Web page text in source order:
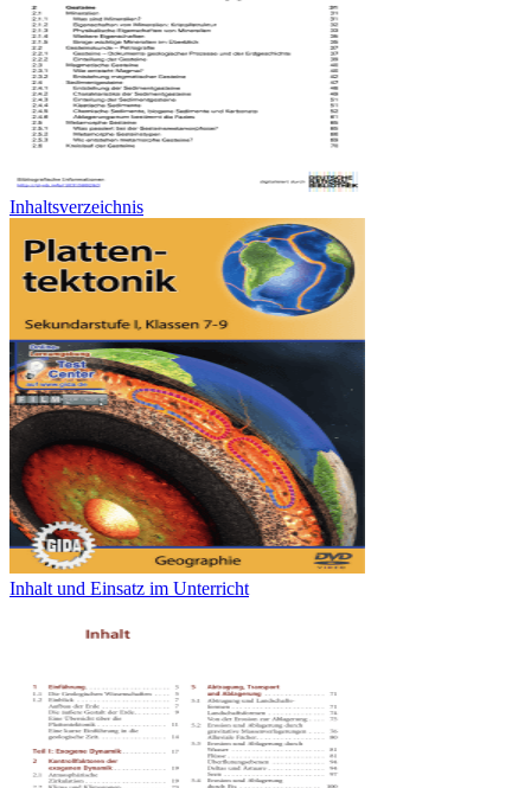
Inhaltsverzeichnis
Inhalt und Einsatz im Unterricht